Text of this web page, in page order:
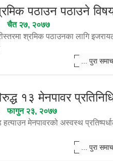
पठाउन पठाउने
चैत २७, २०७७
श्रमिक पठाउनका लागि
... पुरा
१३ मेनपावर
फागुन २३, २०७७
हत्याउन मेनपावरको अस्वस्थ
... पुरा